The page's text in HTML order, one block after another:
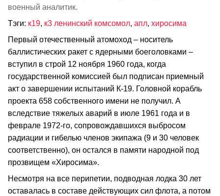
военный аналитик.
Тэги: к19, к3 ленинский комсомол, апл, хиросима
Первый отечественный атомоход – носитель
баллистических ракет с ядерными боеголовками –
вступил в строй 12 ноября 1960 года, когда
государственной комиссией был подписан приемный
акт о завершении испытаний К-19. Головной корабль
проекта 658 собственного имени не получил. А
вследствие тяжелых аварий в июле 1961 года и в
феврале 1972-го, сопровождавшихся выбросом
радиации и гибелью членов экипажа (9 и 30 человек
соответственно), он остался в памяти народной под
прозвищем «Хиросима».
Несмотря на все перипетии, подводная лодка 30 лет
оставалась в составе действующих сил флота, а потом